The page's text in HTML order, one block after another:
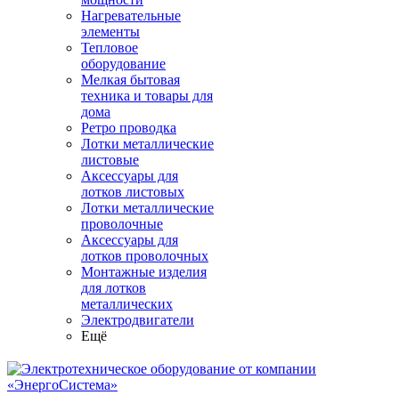
Нагревательные
элементы
Тепловое
оборудование
Мелкая бытовая
техника и товары для
дома
Ретро проводка
Лотки металлические
листовые
Аксессуары для
лотков листовых
Лотки металлические
проволочные
Аксессуары для
лотков проволочных
Монтажные изделия
для лотков
металлических
Электродвигатели
Ещё